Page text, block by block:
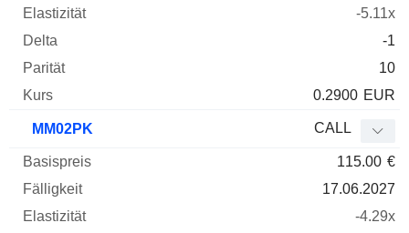
-5.11x
-1
10
0.2900 EUR
MM02PK CALL
115.00 €
17.06.2027
-4.29x